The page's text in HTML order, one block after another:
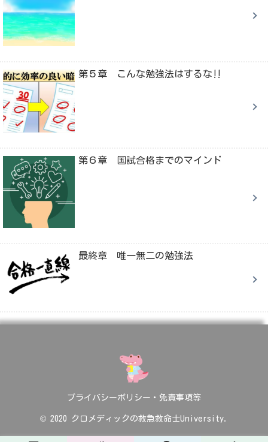
第５章 こんな勉強法はするな‼
第６章 国試合格までのマインド
最終章 唯一無二の勉強法
プライバシーポリシー・免責事項等
© 2020 クロメディックの救急救命士University.